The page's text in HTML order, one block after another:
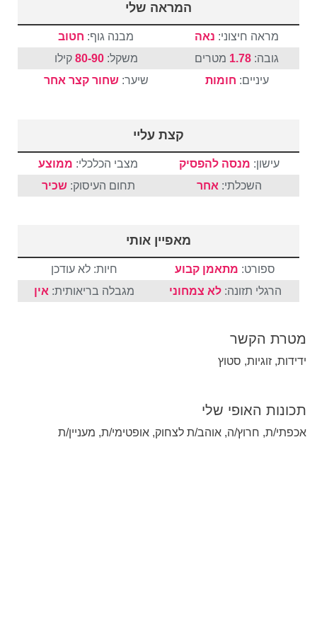
המראה שלי
מראה חיצוני: נאה מבנה גוף: חטוב
גובה: 1.78 מטרים משקל:80-90 קילו
עיניים: חומות שיער:שחור קצר אחר
קצת עליי
עישון: מנסה להפסיק מצבי הכלכלי: ממוצע
השכלתי: אחר תחום העיסוק:שכיר
מאפיין אותי
ספורט: מתאמן קבוע
חיות: לא עודכן
הרגלי תזונה:לא צמחוני מגבלה בריאותית: אין
מטרת הקשר
ידידות, זוגיות, סטוץ
תכונות האופי שלי
אכפתי/ת, חרוץ/ה, אוהב/ת לצחוק, אופטימי/ת, מעניין/ת